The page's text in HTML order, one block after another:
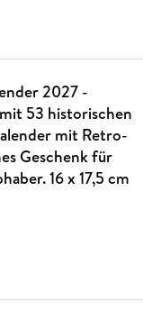
2027 -
53 historischen
mit Retro-
Geschenk für
16 x 17,5 cm